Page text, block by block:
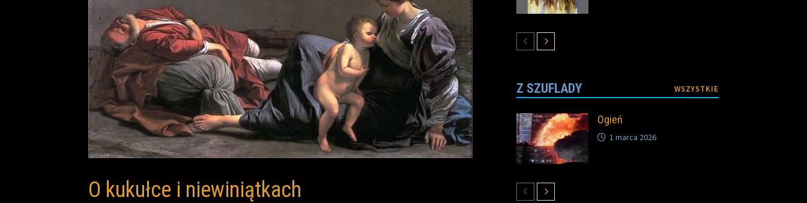
O kukułce i niewiniątkach
Z SZUFLADY WSZYSTKIE
Ogień
1 marca 2026